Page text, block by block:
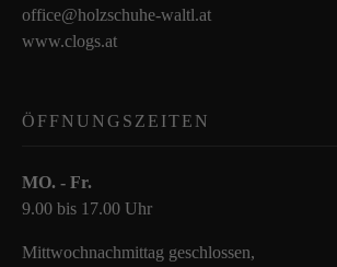
office@holzschuhe-waltl.at
www.clogs.at
ÖFFNUNGSZEITEN
MO. - Fr.
9.00 bis 17.00 Uhr
Mittwochnachmittag geschlossen,